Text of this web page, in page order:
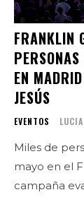
FRANKLIN
EN
JESÚS
EVENTOS
Miles de
mayo en el
campaña